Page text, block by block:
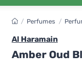
/ Perfumes /
Al Haramain
Amber Oud